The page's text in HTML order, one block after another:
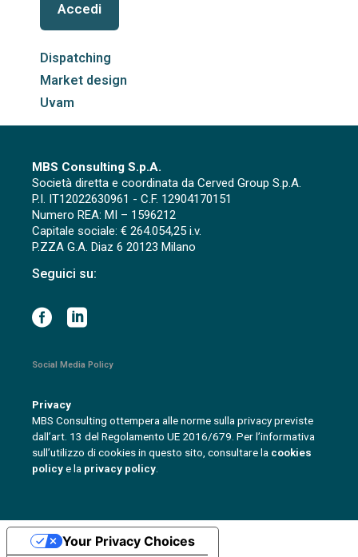
Accedi
Dispatching
Market design
Uvam
MBS Consulting S.p.A.
Società diretta e coordinata da Cerved Group S.p.A.
P.I. IT12022630961 - C.F. 12904170151
Numero REA: MI – 1596212
Capitale sociale: € 264.054,25 i.v.
P.ZZA G.A. Diaz 6 20123 Milano
Seguici su:
Social Media Policy
Privacy
MBS Consulting ottempera alle norme sulla privacy previste
dall’art. 13 del Regolamento UE 2016/679. Per l’informativa
sull’utilizzo di cookies in questo sito, consultare la cookies
policye la privacy policy.
Your Privacy Choices